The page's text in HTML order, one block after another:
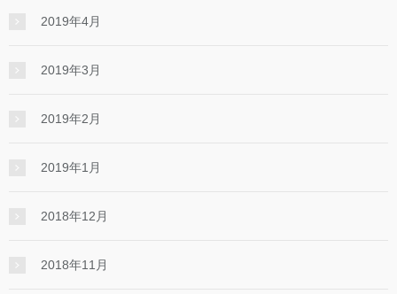
2019年4月
2019年3月
2019年2月
2019年1月
2018年12月
2018年11月